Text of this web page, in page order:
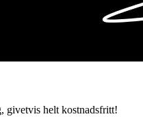
givetvis helt kostnadsfritt!